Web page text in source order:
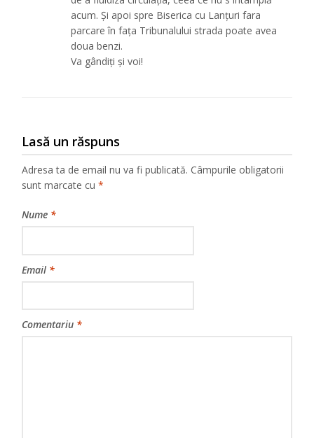
acum. Și apoi spre Biserica cu Lanțuri fara
parcare în fața Tribunalului strada poate avea
doua benzi.
Va gândiți și voi!
Lasă un răspuns
Adresa ta de email nu va fi publicată. Câmpurile obligatorii
sunt marcate cu*
Nume *
Email *
Comentariu *